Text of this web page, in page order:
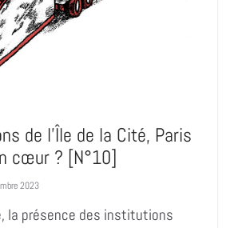
de l’Île de la Cité, Paris
cœur ? [N°10]
2023
la présence des institutions